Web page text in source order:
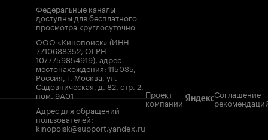
Федеральные каналы
доступны для бесплатного
просмотра круглосуточно
ООО «Кинопоиск» (ИНН
7710688352, ОГРН
1077759854919), адрес
местонахождения: 115035,
Россия, г. Москва, ул.
Садовническая, д. 82, стр. 2,
пом. 9А01
Адрес для обращений
пользователей:
kinopoisk@support.yandex.ru
Проект
компании
Соглашение